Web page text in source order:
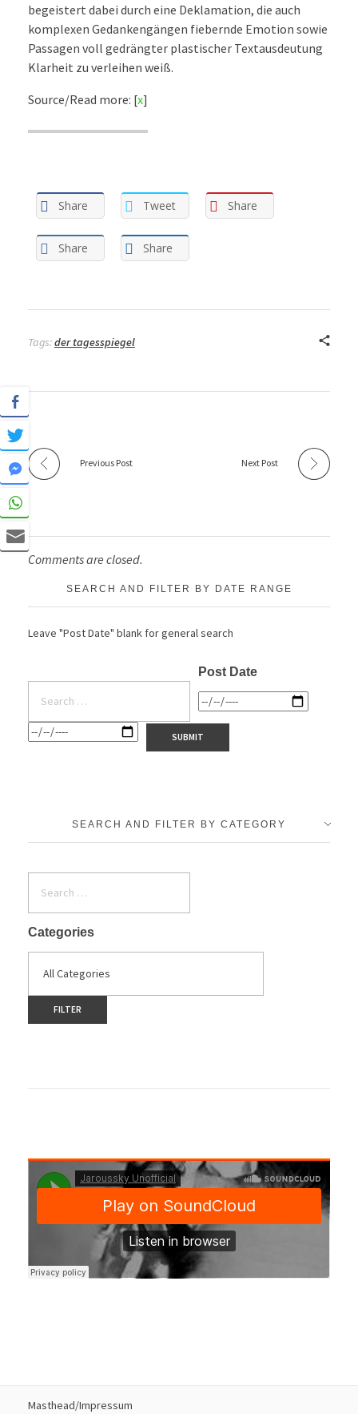
begeistert dabei durch eine Deklamation, die auch
komplexen Gedankengängen fiebernde Emotion sowie
Passagen voll gedrängter plastischer Textausdeutung
Klarheit zu verleihen weiß.
Source/Read more: [x]
Share Tweet Share
Share Share
Tags:der tagesspiegel
Previous Post Next Post
Comments are closed.
SEARCH AND FILTER BY DATE RANGE
Leave "Post Date" blank for general search
Post Date
SEARCH AND FILTER BY CATEGORY
Categories
Masthead/Impressum